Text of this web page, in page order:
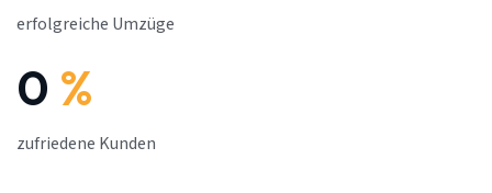
erfolgreiche Umzüge
0 %
zufriedene Kunden